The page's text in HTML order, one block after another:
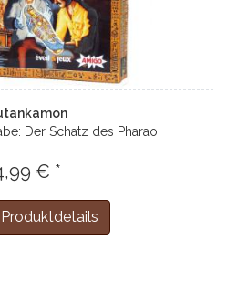
Der Schatz des Pharao
€ *
Produktdetails